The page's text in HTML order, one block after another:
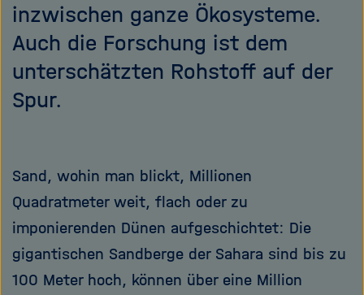
inzwischen ganze Ökosysteme.
Auch die Forschung ist dem
unterschätzten Rohstoff auf der
Spur.
Sand, wohin man blickt, Millionen
Quadratmeter weit, flach oder zu
imponierenden Dünen aufgeschichtet: Die
gigantischen Sandberge der Sahara sind bis zu
100 Meter hoch, können über eine Million